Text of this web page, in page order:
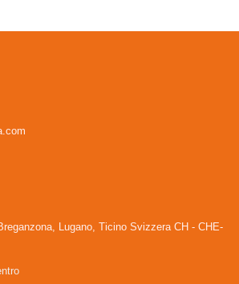
Lugano, Ticino Svizzera CH - CHE-